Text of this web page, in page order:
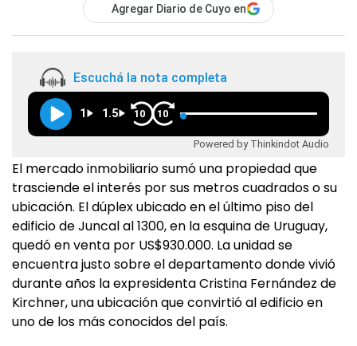
Agregar Diario de Cuyo en
Escuchá la nota completa
1 1.5 10 10
Powered by Thinkindot Audio
El mercado inmobiliario sumó una propiedad que
trasciende el interés por sus metros cuadrados o su
ubicación. El dúplex ubicado en el último piso del
edificio de Juncal al 1300, en la esquina de Uruguay,
quedó en venta por US$930.000. La unidad se
encuentra justo sobre el departamento donde vivió
durante años la expresidenta Cristina Fernández de
Kirchner, una ubicación que convirtió al edificio en
uno de los más conocidos del país.